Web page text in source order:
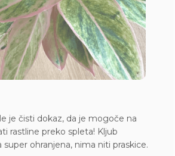
je čisti dokaz, da je mogoče na
rastline preko spleta! Kljub
ohranjena, nima niti praskice.